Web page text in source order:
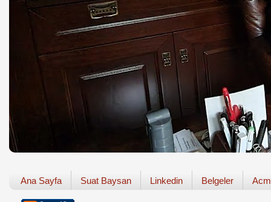
Ana Sayfa Suat Baysan Linkedin Belgeler